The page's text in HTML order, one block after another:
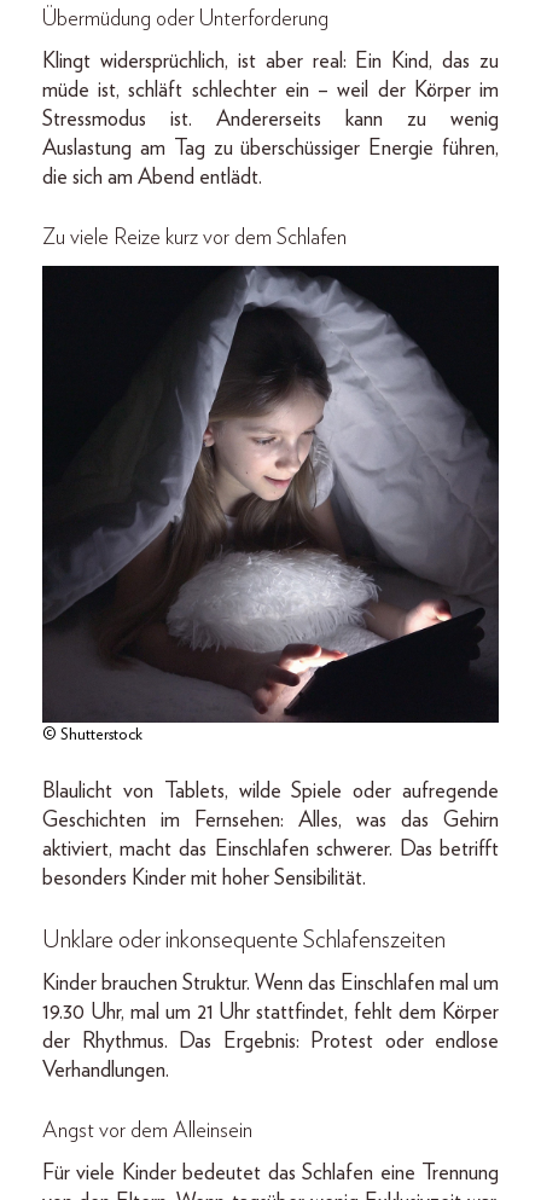
Übermüdung oder Unterforderung
Klingt widersprüchlich, ist aber real: Ein Kind, das zu
müde ist, schläft schlechter ein – weil der Körper im
Stressmodus ist. Andererseits kann zu wenig
Auslastung am Tag zu überschüssiger Energie führen,
die sich am Abend entlädt.
Zu viele Reize kurz vor dem Schlafen
© Shutterstock
Blaulicht von Tablets, wilde Spiele oder aufregende
Geschichten im Fernsehen: Alles, was das Gehirn
aktiviert, macht das Einschlafen schwerer. Das betrifft
besonders Kinder mit hoher Sensibilität.
Unklare oder inkonsequente Schlafenszeiten
Kinder brauchen Struktur. Wenn das Einschlafen mal um
19.30 Uhr, mal um 21 Uhr stattfindet, fehlt dem Körper
der Rhythmus. Das Ergebnis: Protest oder endlose
Verhandlungen.
Angst vor dem Alleinsein
Für viele Kinder bedeutet das Schlafen eine Trennung